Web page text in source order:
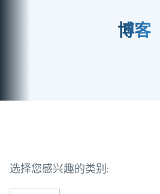
博客
选择您感兴趣的类别: